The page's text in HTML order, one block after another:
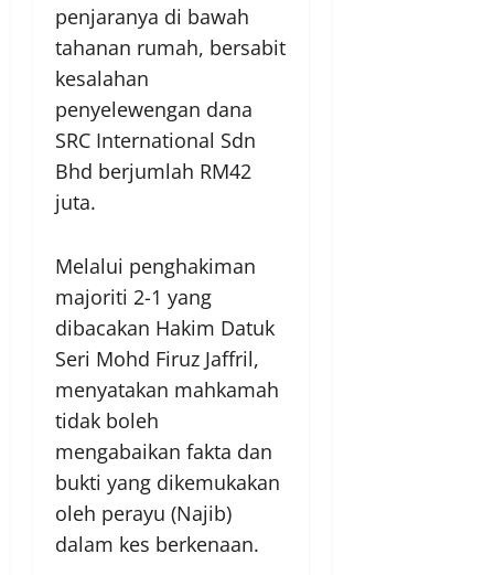
penjaranya di bawah
tahanan rumah, bersabit
kesalahan
penyelewengan dana
SRC International Sdn
Bhd berjumlah RM42
juta.
Melalui penghakiman
majoriti 2-1 yang
dibacakan Hakim Datuk
Seri Mohd Firuz Jaffril,
menyatakan mahkamah
tidak boleh
mengabaikan fakta dan
bukti yang dikemukakan
oleh perayu (Najib)
dalam kes berkenaan.